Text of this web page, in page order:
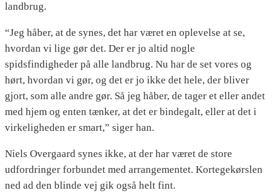
landbrug.
“Jeg håber, at de synes, det har været en oplevelse at se,
hvordan vi lige gør det. Der er jo altid nogle
spidsfindigheder på alle landbrug. Nu har de set vores og
hørt, hvordan vi gør, og det er jo ikke det hele, der bliver
gjort, som alle andre gør. Så jeg håber, de tager et eller andet
med hjem og enten tænker, at det er bindegalt, eller at det i
virkeligheden er smart,” siger han.
Niels Overgaard synes ikke, at der har været de store
udfordringer forbundet med arrangementet. Kortegekørslen
ned ad den blinde vej gik også helt fint.